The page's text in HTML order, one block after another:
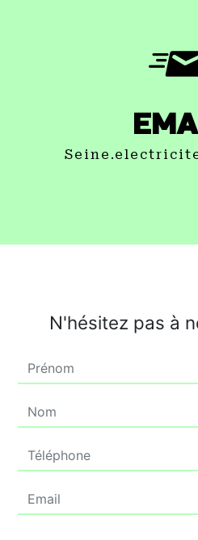
N'hésitez pas à